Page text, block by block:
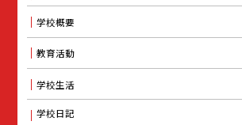
学校概要
教育活動
学校生活
学校日記